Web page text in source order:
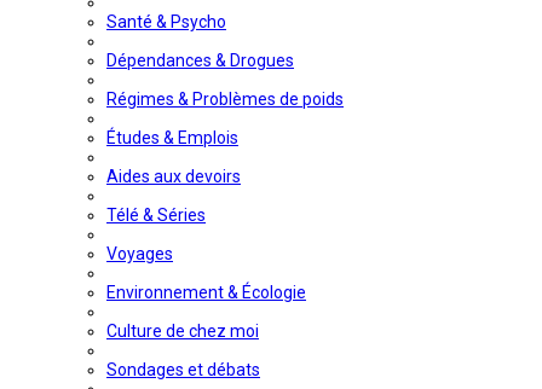
Santé & Psycho
Dépendances & Drogues
Régimes & Problèmes de poids
Études & Emplois
Aides aux devoirs
Télé & Séries
Voyages
Environnement & Écologie
Culture de chez moi
Sondages et débats